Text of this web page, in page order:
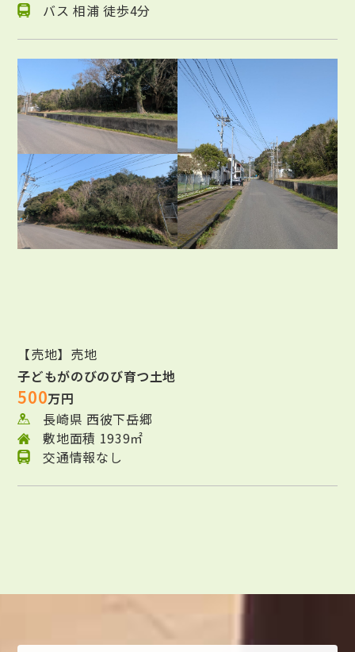
バス 相浦 徒歩4分
【売地】売地
子どもがのびのび育つ土地
500万円
長崎県 西彼下岳郷
敷地面積 1939㎡
交通情報なし